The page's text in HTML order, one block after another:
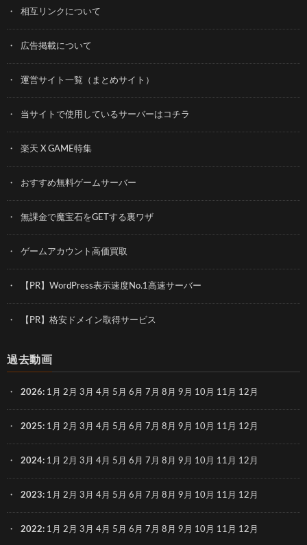
相互リンクについて
広告掲載について
運営サイト一覧（まとめサイト）
当サイトで使用しているサーバーはコチラ
楽天 X GAME特集
おすすめ無料ゲームサーバー
無課金で魔宝石をGETする裏ワザ
ゲームアカウント高価買取
【PR】WordPress表示速度No.1高速サーバー
【PR】格安ドメイン取得サービス
過去動画
2026: 1月 2月 3月 4月 5月 6月 7月 8月 9月 10月 11月 12月
2025: 1月 2月 3月 4月 5月 6月 7月 8月 9月 10月 11月 12月
2024: 1月 2月 3月 4月 5月 6月 7月 8月 9月 10月 11月 12月
2023: 1月 2月 3月 4月 5月 6月 7月 8月 9月 10月 11月 12月
2022: 1月 2月 3月 4月 5月 6月 7月 8月 9月 10月 11月 12月